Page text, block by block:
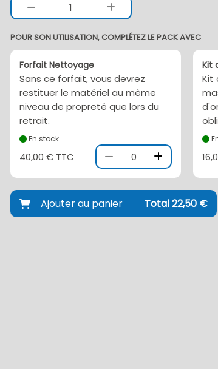
1
POUR SON UTILISATION, COMPLÉTEZ LE PACK AVEC
Forfait Nettoyage
Sans ce forfait, vous devrez
restituer le matériel au même
niveau de propreté que lors du
retrait.
En stock
40,00 € TTC 0
Kit
Kit
Ajouter au panier Total 22,50 €